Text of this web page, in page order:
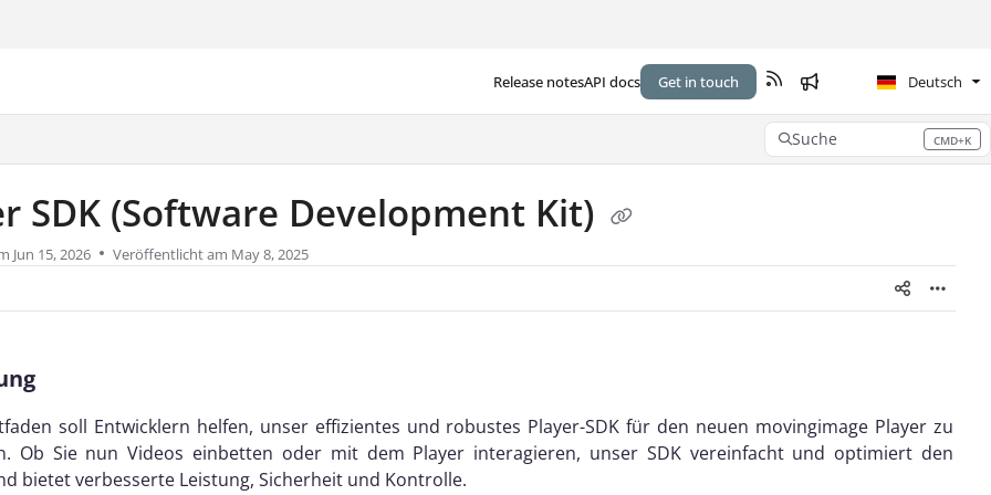
Release notesAPI docs Get in touch Deutsch
Suche CMD+K
Press CMD+K to open search
SDK (Software Development Kit)
Jun 15, 2026 Veröffentlicht am May 8, 2025
soll Entwicklern helfen, unser effizientes und robustes Player-SDK für den neuen movingimage Player zu
Ob Sie nun Videos einbetten oder mit dem Player interagieren, unser SDK vereinfacht und optimiert den
bietet verbesserte Leistung, Sicherheit und Kontrolle.